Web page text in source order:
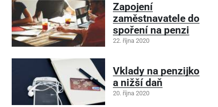
Zapojení
zaměstnavatele do
spoření na penzi
22. října 2020
Vklady na penzijko
a nižší daň
20. října 2020